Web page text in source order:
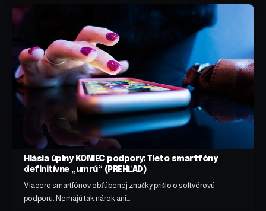
Hlásia úplny KONIEC podpory: Tieto smartfóny
definitívne „umrú“ (PREHĽAD)
Viacero smartfónov obľúbenej značky prišlo o softvérovú
podporu. Nemajú tak nárok ani…